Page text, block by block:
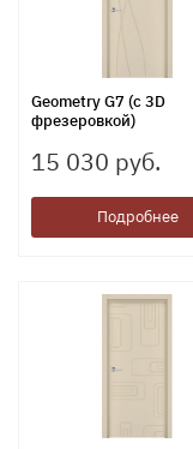
Geometry G7 (с 3D
фрезеровкой)
15 030 руб.
Подробнее